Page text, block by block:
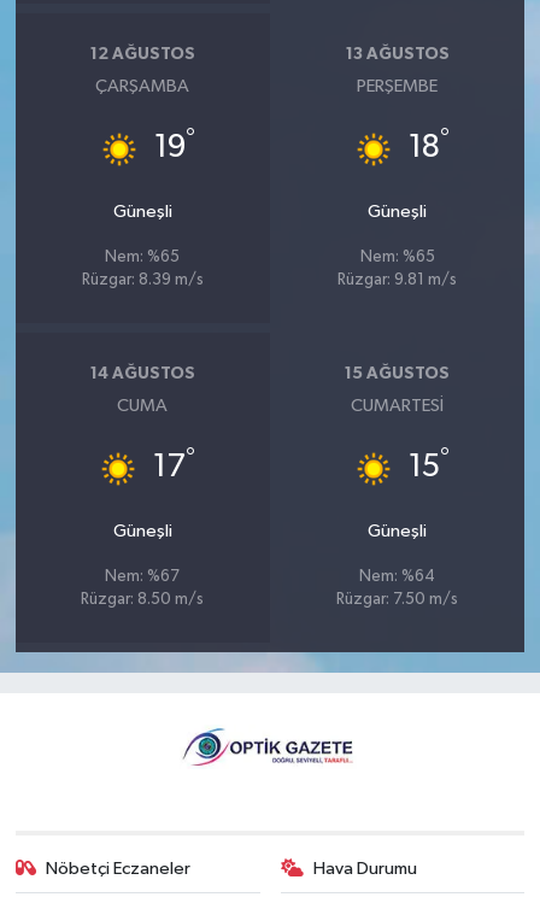
12 AĞUSTOS
ÇARŞAMBA
19°
Güneşli
Nem: %65
Rüzgar: 8.39 m/s
13 AĞUSTOS
PERŞEMBE
18°
Güneşli
Nem: %65
Rüzgar: 9.81 m/s
14 AĞUSTOS
CUMA
17°
Güneşli
Nem: %67
Rüzgar: 8.50 m/s
15 AĞUSTOS
CUMARTESI
15°
Güneşli
Nem: %64
Rüzgar: 7.50 m/s
Nöbetçi Eczaneler Hava Durumu